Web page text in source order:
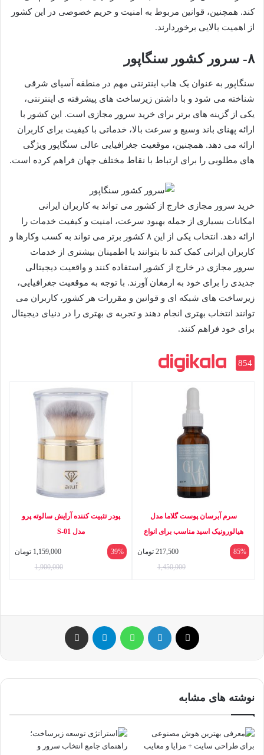
کند. همچنین، قوانین مربوط به امنیت و حریم خصوصی در این کشور
از اهمیت بالایی برخوردارند.
۸- سرور کشور سنگاپور
سنگاپور به عنوان یک هاب اینترنتی مهم در منطقه آسیای شرقی
شناخته می شود و با داشتن زیرساخت های پیشرفته ی اینترنتی،
یکی از گزینه های برتر برای خرید سرور مجازی است. این کشور با
ارائه پهنای باند وسیع و سرعت بالا، خدماتی با کیفیت برای کاربران
ارائه می دهد. همچنین، موقعیت جغرافیایی عالی سنگاپور ویژگی
های مطلوبی را برای ارتباط با نقاط مختلف جهان فراهم کرده است.
خرید سرور مجازی خارج از کشور می تواند به کاربران ایرانی
امکانات بسیاری از جمله بهبود سرعت، امنیت و کیفیت خدمات را
ارائه دهد. انتخاب یکی از این ۸ کشور برتر می تواند به کسب وکارها و
کاربران ایرانی کمک کند تا بتوانند با اطمینان بیشتری از خدمات
سرور مجازی در خارج از کشور استفاده کنند و واقعیت دیجیتالی
جدیدی را برای خود به ارمغان آورند. با توجه به موقعیت جغرافیایی،
زیرساخت های شبکه ای و قوانین و مقررات هر کشور، کاربران می
توانند انتخاب بهتری انجام دهند و تجربه ی بهتری را در دنیای دیجیتال
برای خود فراهم کنند.
854
سرم آبرسان پوست گلاما مدل
هیالورونیک اسید مناسب برای انواع
85%
217,500 تومان
1,450,000
پودر تثبیت کننده آرایش سالوته پرو
مدل S-01
39%
1,159,000 تومان
1,900,000
ایکس لینکداین تلگرام
نوشته های مشابه